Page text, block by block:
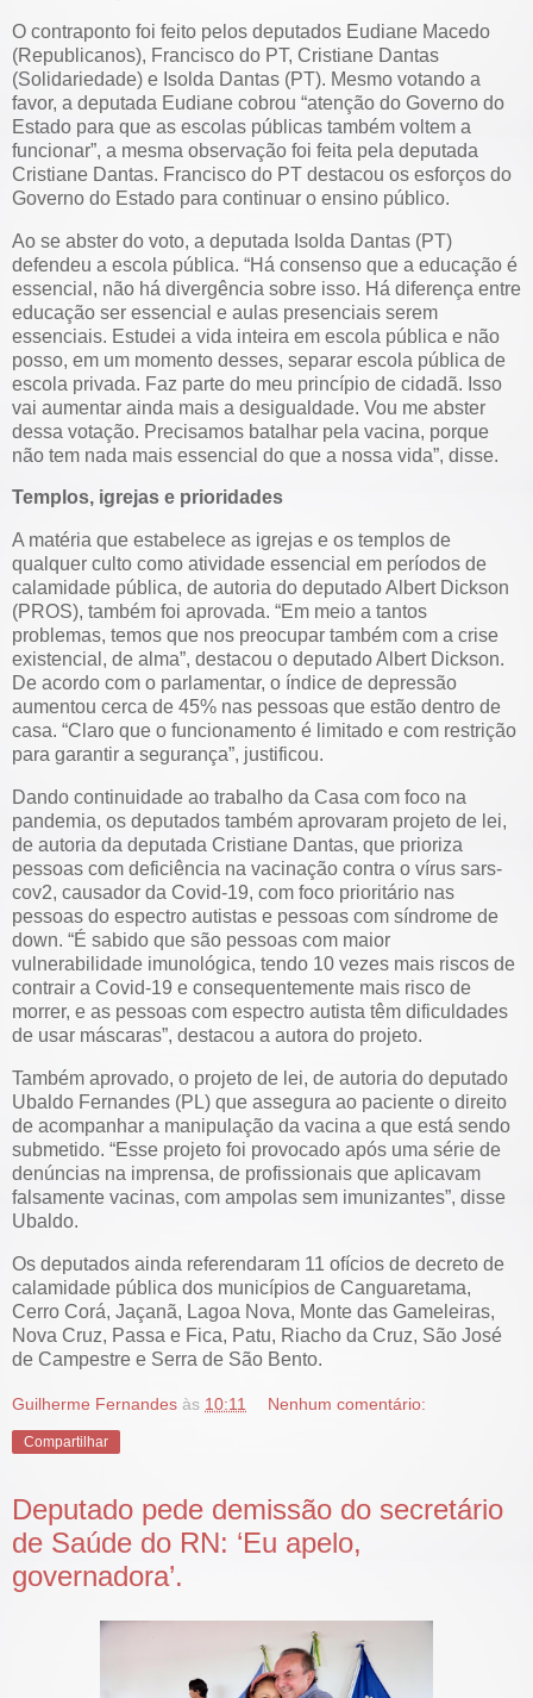
O contraponto foi feito pelos deputados Eudiane Macedo
(Republicanos), Francisco do PT, Cristiane Dantas
(Solidariedade) e Isolda Dantas (PT). Mesmo votando a
favor, a deputada Eudiane cobrou “atenção do Governo do
Estado para que as escolas públicas também voltem a
funcionar”, a mesma observação foi feita pela deputada
Cristiane Dantas. Francisco do PT destacou os esforços do
Governo do Estado para continuar o ensino público.
Ao se abster do voto, a deputada Isolda Dantas (PT)
defendeu a escola pública. “Há consenso que a educação é
essencial, não há divergência sobre isso. Há diferença entre
educação ser essencial e aulas presenciais serem
essenciais. Estudei a vida inteira em escola pública e não
posso, em um momento desses, separar escola pública de
escola privada. Faz parte do meu princípio de cidadã. Isso
vai aumentar ainda mais a desigualdade. Vou me abster
dessa votação. Precisamos batalhar pela vacina, porque
não tem nada mais essencial do que a nossa vida”, disse.
Templos, igrejas e prioridades
A matéria que estabelece as igrejas e os templos de
qualquer culto como atividade essencial em períodos de
calamidade pública, de autoria do deputado Albert Dickson
(PROS), também foi aprovada. “Em meio a tantos
problemas, temos que nos preocupar também com a crise
existencial, de alma”, destacou o deputado Albert Dickson.
De acordo com o parlamentar, o índice de depressão
aumentou cerca de 45% nas pessoas que estão dentro de
casa. “Claro que o funcionamento é limitado e com restrição
para garantir a segurança”, justificou.
Dando continuidade ao trabalho da Casa com foco na
pandemia, os deputados também aprovaram projeto de lei,
de autoria da deputada Cristiane Dantas, que prioriza
pessoas com deficiência na vacinação contra o vírus sars-
cov2, causador da Covid-19, com foco prioritário nas
pessoas do espectro autistas e pessoas com síndrome de
down. “É sabido que são pessoas com maior
vulnerabilidade imunológica, tendo 10 vezes mais riscos de
contrair a Covid-19 e consequentemente mais risco de
morrer, e as pessoas com espectro autista têm dificuldades
de usar máscaras”, destacou a autora do projeto.
Também aprovado, o projeto de lei, de autoria do deputado
Ubaldo Fernandes (PL) que assegura ao paciente o direito
de acompanhar a manipulação da vacina a que está sendo
submetido. “Esse projeto foi provocado após uma série de
denúncias na imprensa, de profissionais que aplicavam
falsamente vacinas, com ampolas sem imunizantes”, disse
Ubaldo.
Os deputados ainda referendaram 11 ofícios de decreto de
calamidade pública dos municípios de Canguaretama,
Cerro Corá, Jaçanã, Lagoa Nova, Monte das Gameleiras,
Nova Cruz, Passa e Fica, Patu, Riacho da Cruz, São José
de Campestre e Serra de São Bento.
Guilherme Fernandes às 10:11 Nenhum comentário:
Compartilhar
Deputado pede demissão do secretário
de Saúde do RN: ‘Eu apelo,
governadora’.